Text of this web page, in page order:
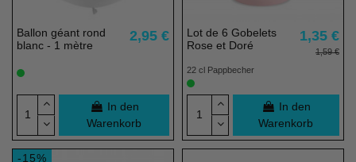
Ballon géant rond
blanc - 1 mètre
2,95 €
In den
Warenkorb
Lot de 6 Gobelets
Rose et Doré
1,35 €
1,59 €
22 cl Pappbecher
In den
Warenkorb
-15%